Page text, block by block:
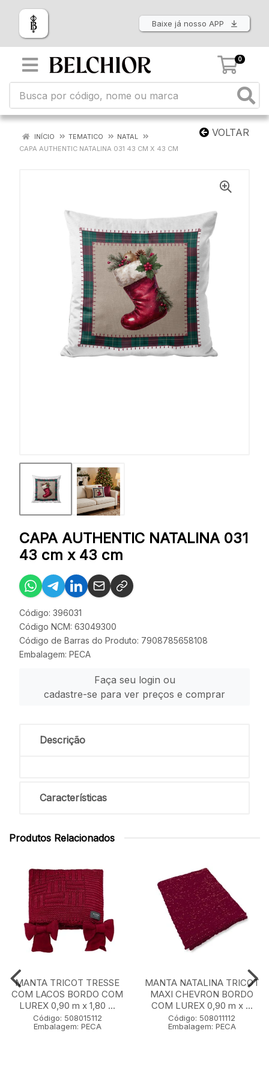
Baixe já nosso APP
0
VOLTAR
INÍCIO TEMATICO
NATAL
CAPA AUTHENTIC NATALINA 031 43 CM X 43 CM
CAPA AUTHENTIC NATALINA 031
43 cm x 43 cm
Código: 396031
Código NCM: 63049300
Código de Barras do Produto: 7908785658108
Embalagem: PECA
Faça seu login ou
cadastre-se para ver preços e comprar
Descrição
Características
Produtos Relacionados
MANTA TRICOT TRESSE
COM LACOS BORDO COM
LUREX 0,90 m x 1,80 ...
Código: 508015112
Embalagem: PECA
MANTA NATALINA TRICOT
MAXI CHEVRON BORDO
COM LUREX 0,90 m x ...
Código: 508011112
Embalagem: PECA